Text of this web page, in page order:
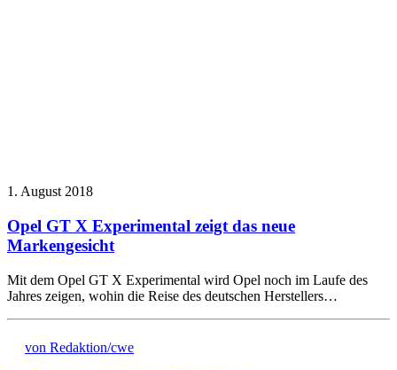
1. August 2018
Opel GT X Experimental zeigt das neue
Markengesicht
Mit dem Opel GT X Experimental wird Opel noch im Laufe des
Jahres zeigen, wohin die Reise des deutschen Herstellers…
von Redaktion/cwe